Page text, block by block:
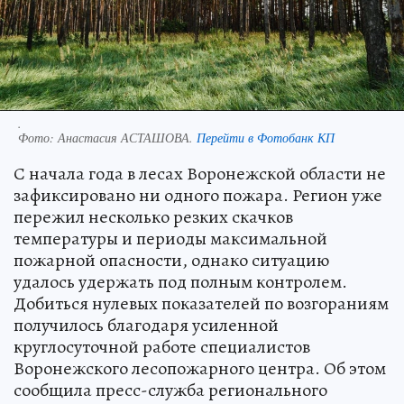
.
Фото:Анастасия АСТАШОВА. Перейти в Фотобанк КП
С начала года в лесах Воронежской области не
зафиксировано ни одного пожара. Регион уже
пережил несколько резких скачков
температуры и периоды максимальной
пожарной опасности, однако ситуацию
удалось удержать под полным контролем.
Добиться нулевых показателей по возгораниям
получилось благодаря усиленной
круглосуточной работе специалистов
Воронежского лесопожарного центра. Об этом
сообщила пресс-служба регионального